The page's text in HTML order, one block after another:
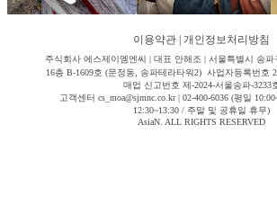
이용약관 개인정보처리방침
주식회사 에스제이엠엔씨 | 대표 안해조 | 서울특별시 송파
16층 B-1609호 (문정동, 송파테라타워2) 사업자등록번호
매업 신고번호 제-2024-서울송파-3233
고객센터 cs_moa@sjmnc.co.kr | 02-400-6036 (평일
12:30~13:30 / 주말 및 공휴일 휴무)
AsiaN. ALL RIGHTS RESERVED